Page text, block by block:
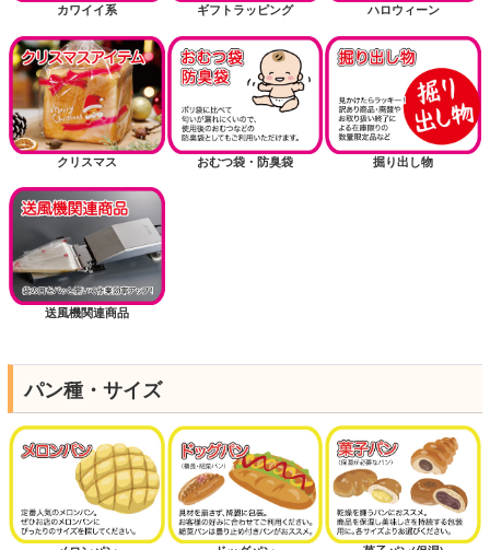
カワイイ系 ギフトラッピング ハロウィーン
クリスマス おむつ袋・防臭袋 掘り出し物
送風機関連商品
パン種・サイズ